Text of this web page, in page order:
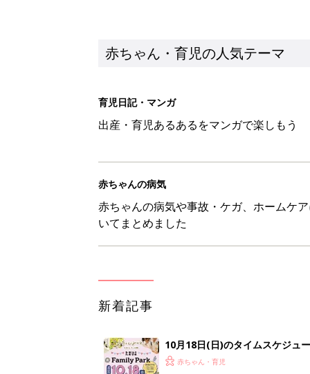
赤ちゃん・育児の人気テーマ
育児日記・マンガ
出産・育児あるあるをマンガで楽しもう
赤ちゃんの病気
赤ちゃんの病気や事故・ケガ、ホームケ
いてまとめました
新着記事
10月18日(日)のタイムスケジュ
赤ちゃん・育児